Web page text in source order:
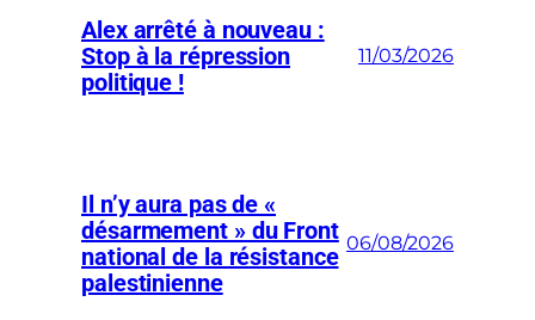
Alex arrêté à nouveau :
Stop à la répression
politique !
11/03/2026
Il n’y aura pas de «
désarmement » du Front
national de la résistance
palestinienne
06/08/2026